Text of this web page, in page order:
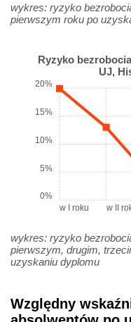
wykres: ryzyko
pierwszym roku po
Ryzyko
UJ,
w I roku w II
0%
5%
10%
15%
20%
wykres: ryzyko
pierwszym, drugim,
uzyskaniu dyplomu
Względny